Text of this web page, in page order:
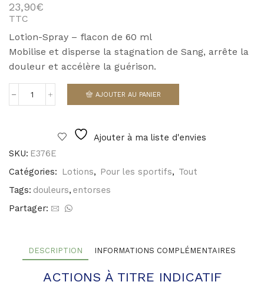
23,90€
TTC
Lotion-Spray – flacon de 60 ml
Mobilise et disperse la stagnation de Sang, arrête la
douleur et accélère la guérison.
quantité
AJOUTER AU PANIER
Ajouter à ma liste d'envies
SKU: E376E
Catégories:
Lotions, Pour les sportifs, Tout
Tags: douleurs, entorses
Partager:
DESCRIPTION INFORMATIONS COMPLÉMENTAIRES
ACTIONS À TITRE INDICATIF